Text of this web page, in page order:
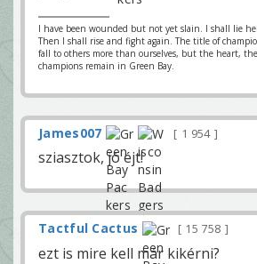
I have been wounded but not yet slain. I shall lie
Then I shall rise and fight again. The title of
fall to others more than ourselves, but the heart,
champions remain in Green Bay.
James007 1 954
sziasztok, jó éjt!
Tactful Cactus 15 758
ezt is mire kell már kikérni?